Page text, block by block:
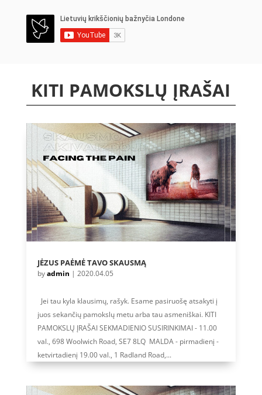
KITI PAMOKSLŲ ĮRAŠAI
JĖZUS PAĖMĖ TAVO SKAUSMĄ
byadmin | 2020.04.05
Jei tau kyla klausimų, rašyk. Esame pasiruošę atsakyti į
juos sekančių pamokslų metu arba tau asmeniškai. KITI
PAMOKSLŲ ĮRAŠAI SEKMADIENIO SUSIRINKIMAI - 11.00
val., 698 Woolwich Road, SE7 8LQ MALDA - pirmadienį -
ketvirtadienį 19.00 val., 1 Radland Road,...